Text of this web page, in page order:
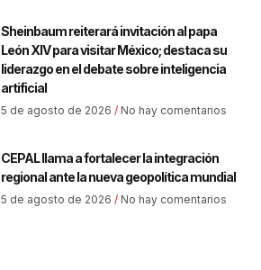
Sheinbaum reiterará invitación al papa
León XIV para visitar México; destaca su
liderazgo en el debate sobre inteligencia
artificial
5 de agosto de 2026 No hay comentarios
CEPAL llama a fortalecer la integración
regional ante la nueva geopolítica mundial
5 de agosto de 2026 No hay comentarios